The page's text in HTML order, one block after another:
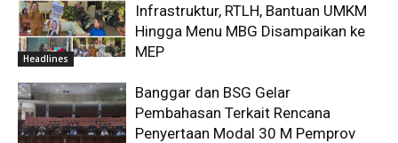
Headlines
Infrastruktur, RTLH, Bantuan UMKM
Hingga Menu MBG Disampaikan ke
MEP
Banggar dan BSG Gelar
Pembahasan Terkait Rencana
Penyertaan Modal 30 M Pemprov